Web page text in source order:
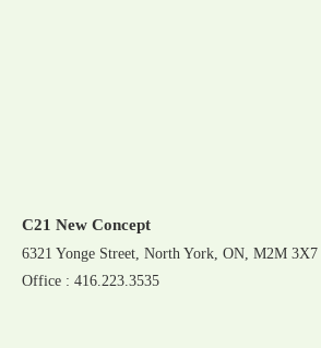
C21 New Concept
6321 Yonge Street, North York, ON, M2M 3X7
Office : 416.223.3535